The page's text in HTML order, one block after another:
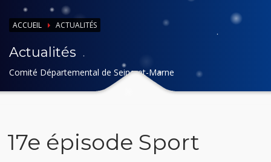
ACCUEIL ACTUALITÉS
Actualités
Comité Départemental de Seine-et-Marne
17e épisode Sport